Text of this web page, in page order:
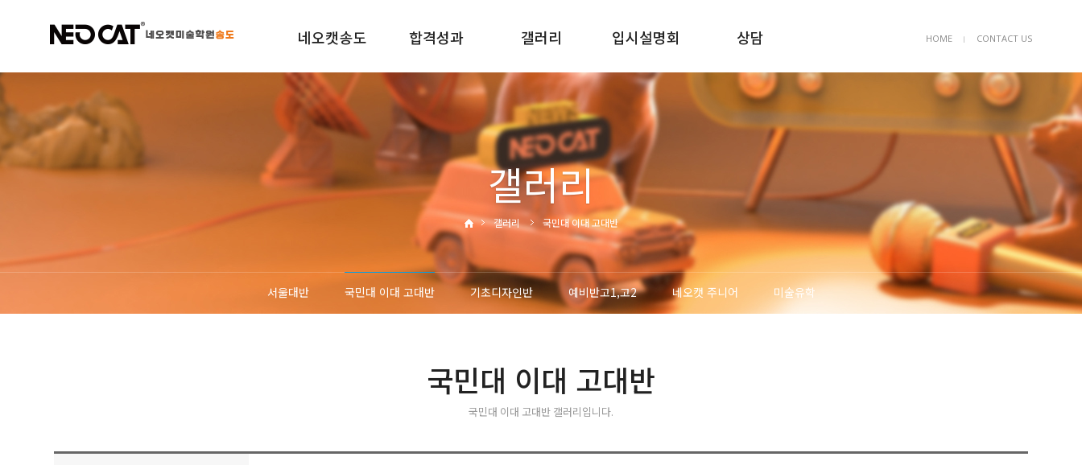
HOME ㅣ CONTACT US
네오캣송도
학원소개
규정안내
합격성과
25학년도
24학년도
22학년도
갤러리
서울대반
국민대 이대 고대반
기초디자인반
예비반고1,고2
네오캣 주니어
미술유학
입시설명회
신입생입시설명회
재원생입시설명회
재원생진학설명회
상담
상담예약
묻고답하기
갤러리
갤러리 국민대 이대 고대반
서울대반 국민대 이대 고대반 기초디자인반 예비반고1,고2 네오캣 주니어 미술유학
국민대 이대 고대반
국민대 이대 고대반 갤러리입니다.